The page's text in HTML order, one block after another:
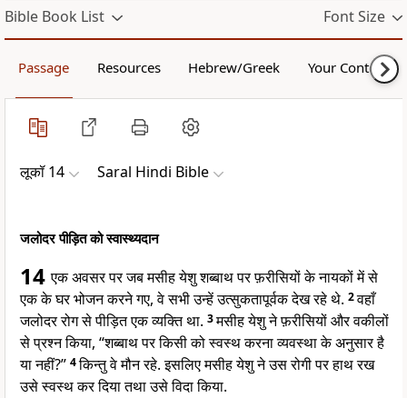
Bible Book List Font Size
Passage Resources Hebrew/Greek Your Content
लूकॉ 14 Saral Hindi Bible
जलोदर पीड़ित को स्वास्थ्यदान
14एक अवसर पर जब मसीह येशु शब्बाथ पर फ़रीसियों के नायकों में से
एक के घर भोजन करने गए, वे सभी उन्हें उत्सुकतापूर्वक देख रहे थे. 2वहाँ
जलोदर रोग से पीड़ित एक व्यक्ति था. 3मसीह येशु ने फ़रीसियों और वकीलों
से प्रश्न किया, “शब्बाथ पर किसी को स्वस्थ करना व्यवस्था के अनुसार है
या नहीं?” 4किन्तु वे मौन रहे. इसलिए मसीह येशु ने उस रोगी पर हाथ रख
उसे स्वस्थ कर दिया तथा उसे विदा किया.